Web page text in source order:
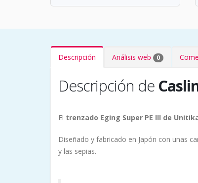
Descripción Análisis web 0
Descripción de
El trenzado Eging Super PE III de
Diseñado y fabricado en Japón con unas
y las sepias.